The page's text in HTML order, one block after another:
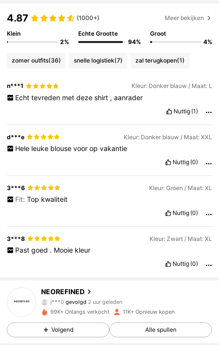
4.87 (1000+) Meer bekijken
Klein
2%
Echte Grootte
94%
Groot
4%
zomer outfits(36) snelle logistiek(7) zal terugkopen(1)
n***1 Kleur: Donker blauw / Maat: L
Echt tevreden met deze shirt , aanrader
Nuttig (1)
d***e Kleur: Donker blauw / Maat: XXL
Hele leuke blouse voor op vakantie
Nuttig (0)
3***6 Kleur: Groen / Maat: XL
Fit: Top kwaliteit
Nuttig (0)
3***8 Kleur: Zwart / Maat: XL
Past goed . Mooie kleur
Nuttig (0)
NEOREFINED
j***0gevolgd 2 uur geleden
v***v is aan het browsen
4.76
9K Volgers
99K+ Onlangs verkocht 11K+ Opnieuw kopen
Volgend Alle spullen